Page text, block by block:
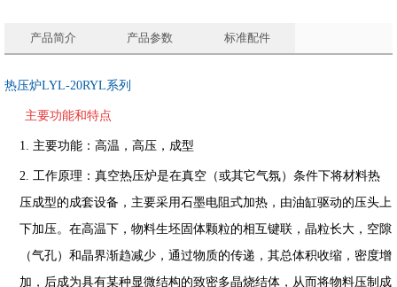
产品简介 产品参数 标准配件
热压炉LYL-20RYL 系列
主要功能和特点
1. 主要功能：高温，高压，成型
2. 工作原理： 真空热压炉是在真空（或其它气氛）条件下将材料热
压成型的成套设备，主要采用石墨电阻式加热，由油缸驱动的压头上
下加压。在高温下，物料生坯固体颗粒的相互键联，晶粒长大，空隙
（气孔）和晶界渐趋减少，通过物质的传递，其总体积收缩，密度增
加，后成为具有某种显微结构的致密多晶烧结体，从而将物料压制成